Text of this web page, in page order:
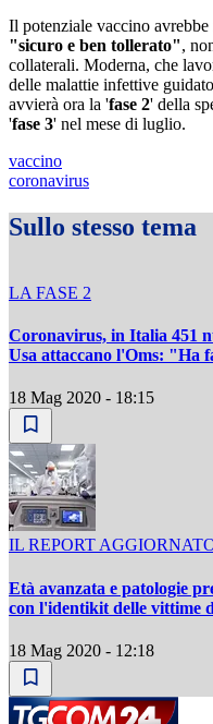
Il potenziale vaccino
"sicuro e ben tollerato",
collaterali. Moderna, che
delle malattie infettive
avvierà ora la 'fase 2' della
'fase 3' nel mese di luglio.
vaccino
coronavirus
Sullo stesso tema
LA FASE 2
Coronavirus, in Italia 451
Usa attaccano l'Oms: "Ha
18 Mag 2020 - 18:15
IL REPORT
Età avanzata e patologie
con l'identikit delle vittime
18 Mag 2020 - 12:18